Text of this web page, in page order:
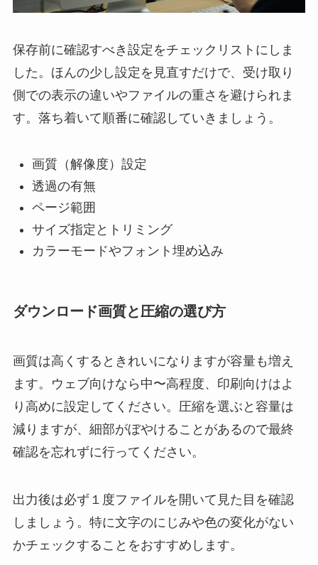
保存前に確認すべき設定をチェックリストにしま
した。ほんの少し設定を見直すだけで、受け取り
側での表示の違いやファイルの重さを避けられま
す。落ち着いて順番に確認していきましょう。
画質（解像度）設定
透過の有無
ページ範囲
サイズ指定とトリミング
カラーモードやフォント埋め込み
ダウンロード画質と圧縮の選び方
画質は高くするときれいになりますが容量も増え
ます。ウェブ向けなら中〜高程度、印刷向けはよ
り高めに設定してください。圧縮を選ぶと容量は
減りますが、細部がぼやけることがあるので最終
確認を忘れずに行ってください。
出力後は必ず１度ファイルを開いて見た目を確認
しましょう。特に文字のにじみや色の変化がない
かチェックすることをおすすめします。